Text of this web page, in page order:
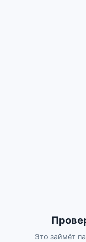
Это займёт